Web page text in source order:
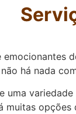
há nada
uma
muitas